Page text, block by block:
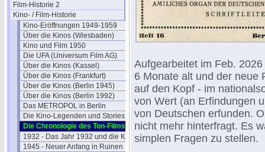
Film-Historie 2
Kino- / Film-Historie
Kino-Eröffnungen 1949-1959
Über die Kinos (Wiesbaden)
Kino und Film 1950
Die UFA (Universum Film AG)
Über die Kinos (Kassel)
Über die Kinos (Frankfurt)
Über die Kinos (Berlin 1945)
Über die Kinos (Berlin 1992)
Das METROPOL in Berlin
Die Kino-Legenden und Stories
Die Chronologie des Ton-Films
1932 - Das Jahr 1932 und die Kinos
1945 - Neuer Anfang in Ruinen
Aufgearbeitet im Feb.
6 Monate alt und der neue
auf den Kopf - im
von Wert (an Erfindungen
von Deutschen erfunden.
nicht mehr hinterfragt. Es
simplen Fragen zu stellen.